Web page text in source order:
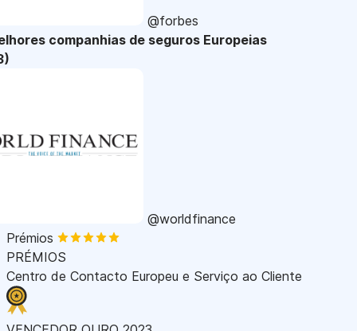
@forbes
companhias de seguros Europeias
@worldfinance
Prémios
PRÉMIOS
Centro de Contacto Europeu e Serviço ao Cliente